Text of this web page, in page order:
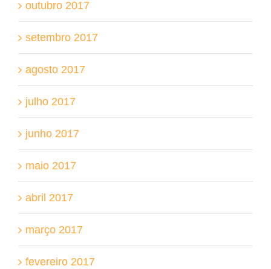
outubro 2017
setembro 2017
agosto 2017
julho 2017
junho 2017
maio 2017
abril 2017
março 2017
fevereiro 2017